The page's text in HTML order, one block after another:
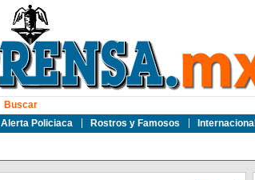
Alerta Policiaca Rostros y Famosos Internacional
Buscar